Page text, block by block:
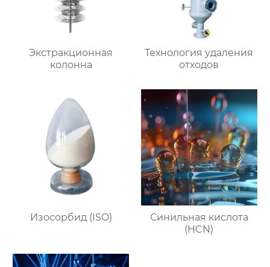
Экстракционная
колонна
Технология удаления
отходов
Изосорбид (ISO)
Синильная кислота
(HCN)